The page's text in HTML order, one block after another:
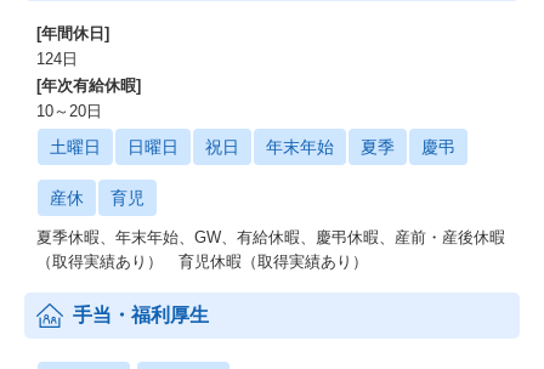
[年間休日]
124日
[年次有給休暇]
10～20日
土曜日 日曜日 祝日 年末年始 夏季 慶弔
産休 育児
夏季休暇、年末年始、GW、有給休暇、慶弔休暇、産前・産後休暇
（取得実績あり） 育児休暇（取得実績あり）
手当・福利厚生